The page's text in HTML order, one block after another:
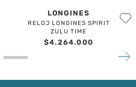
LONGINES
RELOJ LONGINES SPIRIT
ZULU TIME
$4.264.000